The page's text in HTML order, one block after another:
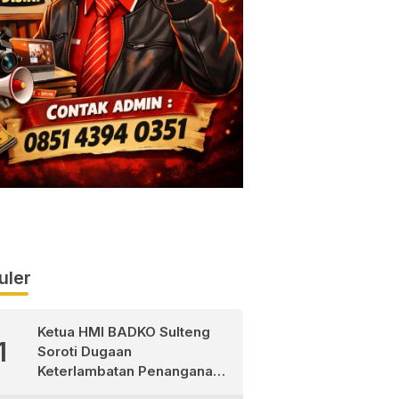
Ketua HMI BADKO Sulteng
Soroti Dugaan
Keterlambatan Penanganan